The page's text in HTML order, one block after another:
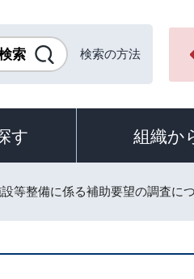
検索の方法
す 組織か
等整備に係る補助要望の調査に